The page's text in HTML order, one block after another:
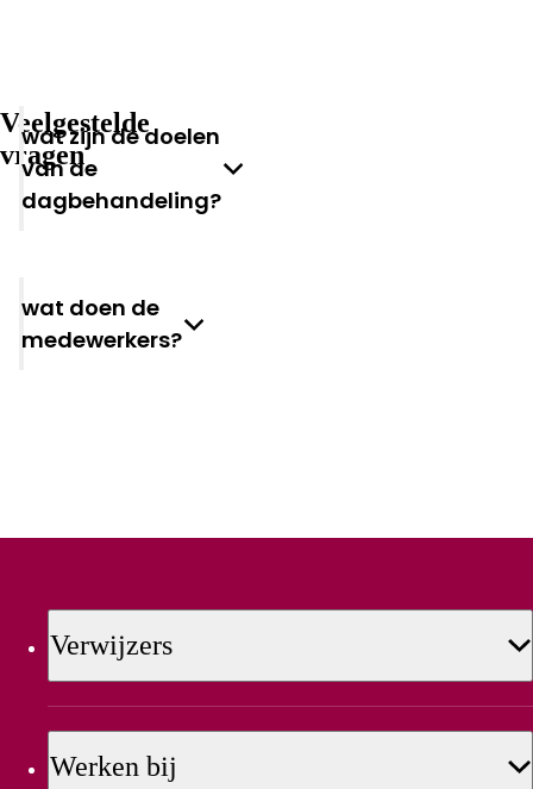
Veelgestelde
vragen
Wat zijn de doelen
van de
dagbehandeling?
Wat doen de
medewerkers?
Verwijzers
Werken bij